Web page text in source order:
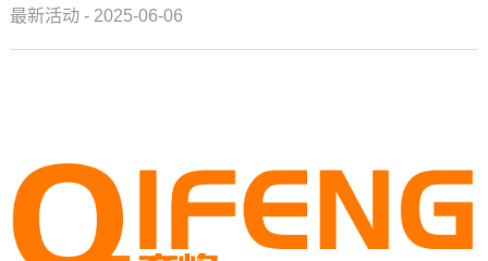
最新活动 - 2025-06-06